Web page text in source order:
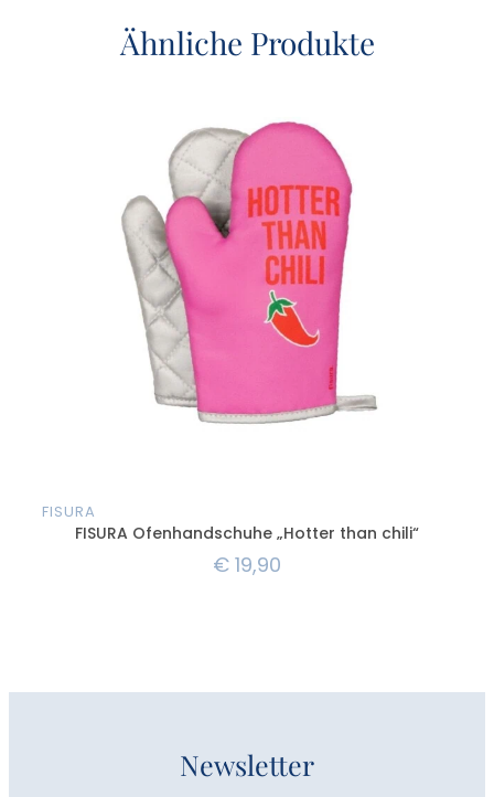
Ähnliche Produkte
FISURA
FISURA Ofenhandschuhe „Hotter than chili“
€ 19,90
Newsletter